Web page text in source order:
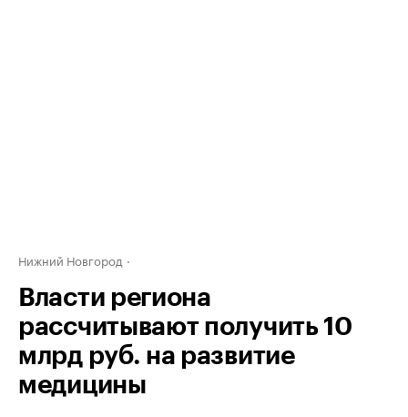
Нижний Новгород
Власти региона
рассчитывают получить 10
млрд руб. на развитие
медицины